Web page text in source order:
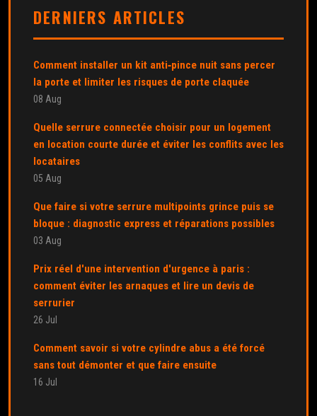
DERNIERS ARTICLES
Comment installer un kit anti‑pince nuit sans percer
la porte et limiter les risques de porte claquée
08 Aug
Quelle serrure connectée choisir pour un logement
en location courte durée et éviter les conflits avec les
locataires
05 Aug
Que faire si votre serrure multipoints grince puis se
bloque : diagnostic express et réparations possibles
03 Aug
Prix réel d'une intervention d'urgence à paris :
comment éviter les arnaques et lire un devis de
serrurier
26 Jul
Comment savoir si votre cylindre abus a été forcé
sans tout démonter et que faire ensuite
16 Jul